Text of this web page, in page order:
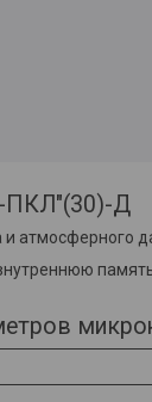
ПКЛ"(30)-Д
и атмосферного